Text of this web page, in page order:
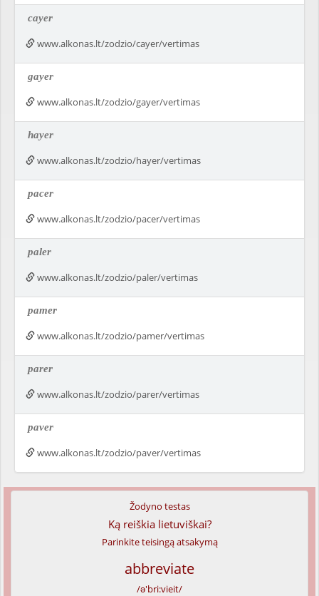
cayer
www.alkonas.lt/zodzio/cayer/vertimas
gayer
www.alkonas.lt/zodzio/gayer/vertimas
hayer
www.alkonas.lt/zodzio/hayer/vertimas
pacer
www.alkonas.lt/zodzio/pacer/vertimas
paler
www.alkonas.lt/zodzio/paler/vertimas
pamer
www.alkonas.lt/zodzio/pamer/vertimas
parer
www.alkonas.lt/zodzio/parer/vertimas
paver
www.alkonas.lt/zodzio/paver/vertimas
Žodyno testas
Ką reiškia lietuviškai?
Parinkite teisingą atsakymą
abbreviate
/ə'bri:vieit/